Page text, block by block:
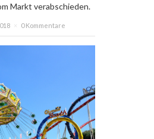
Markt verabschieden.
0 Kommentare